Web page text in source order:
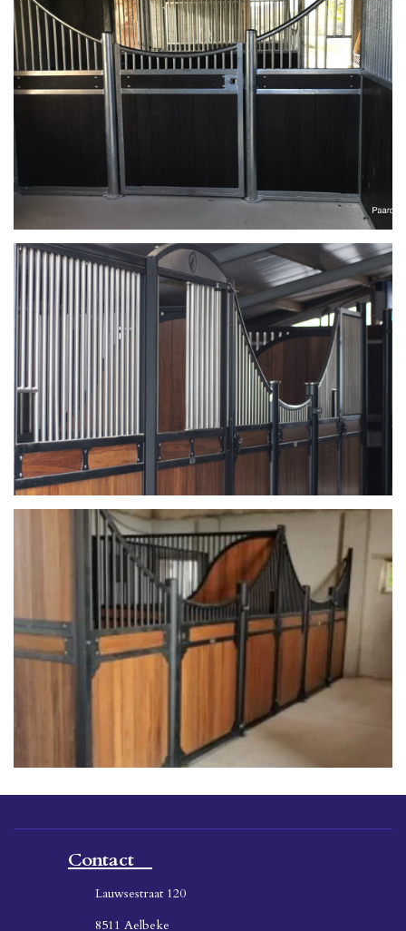
Contact
Lauwsestraat 120
8511 Aelbeke